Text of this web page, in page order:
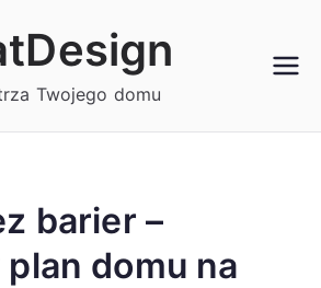
Twojego domu
barier –
domu na